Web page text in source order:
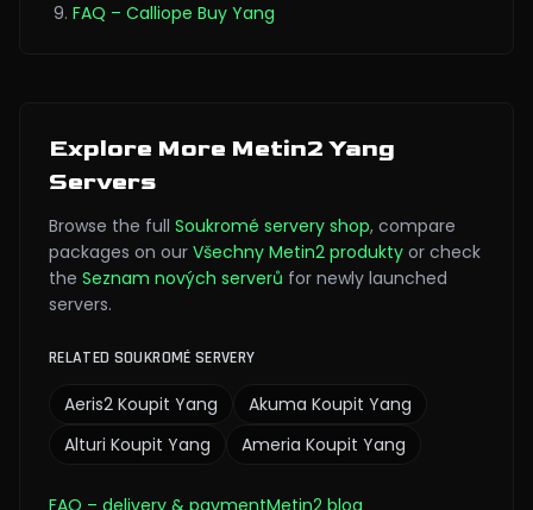
FAQ – Calliope Buy Yang
Explore More Metin2 Yang
Servers
Browse the full Soukromé servery shop, compare
packages on our Všechny Metin2 produkty or check
the Seznam nových serverů for newly launched
servers.
RELATED SOUKROMÉ SERVERY
Aeris2 Koupit Yang Akuma Koupit Yang
Alturi Koupit Yang Ameria Koupit Yang
FAQ – delivery & paymentMetin2 blog